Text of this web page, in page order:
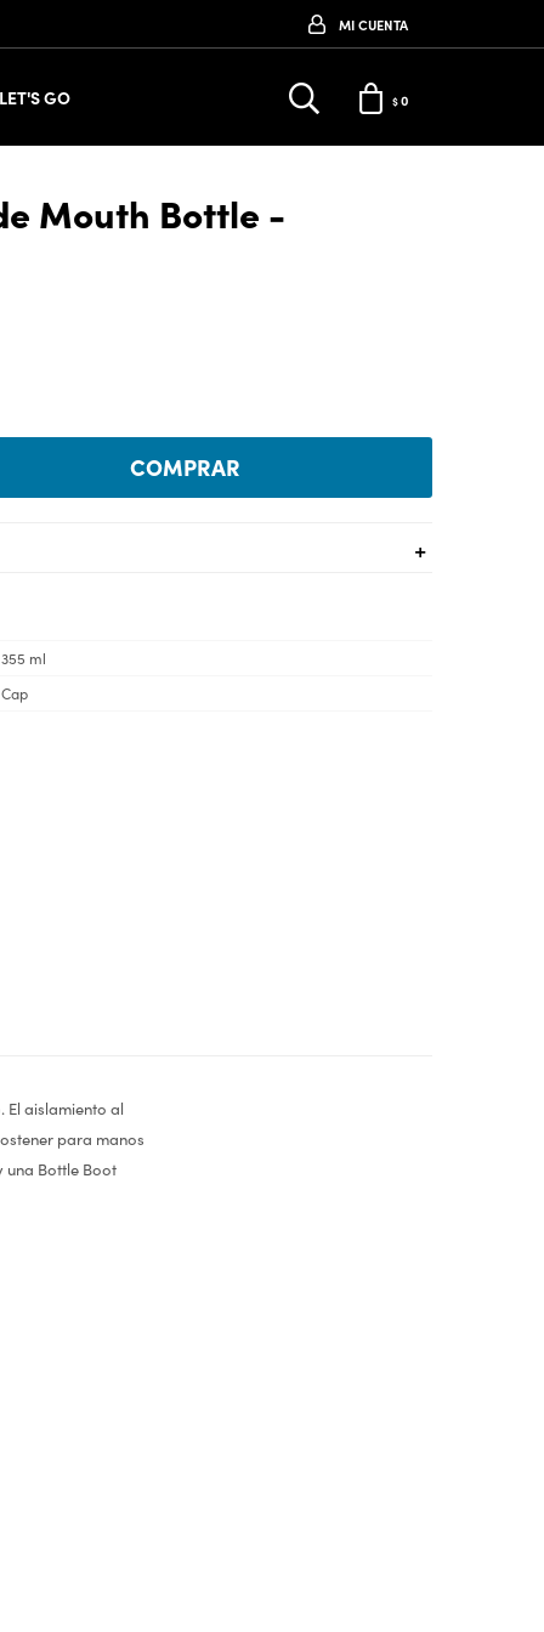
LET'S GO $0
Mouth Bottle -
COMPRAR
ml
aislamiento al
para manos
una Bottle Boot